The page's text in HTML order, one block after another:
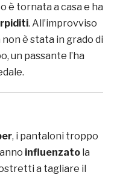
è tornata a casa e ha
. All’improvviso
è stata in grado di
un passante l’ha
, i pantaloni troppo
influenzatola
a tagliare il